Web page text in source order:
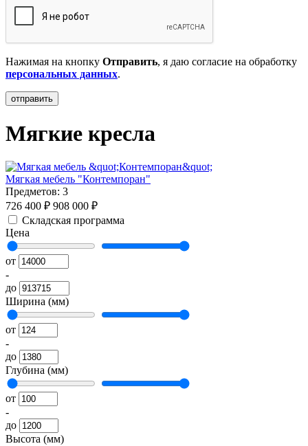
Нажимая на кнопку Отправить, я даю согласие на обработку
персональных данных.
Мягкие кресла
Мягкая мебель "Контемпоран"
Предметов: 3
726 400 ₽ 908 000 ₽
Складская программа
Цена
от
-
до
Ширина (мм)
от
-
до
Глубина (мм)
от
-
до
Высота (мм)